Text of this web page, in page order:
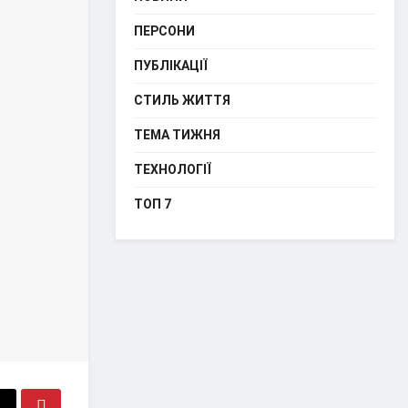
ПЕРСОНИ
ПУБЛІКАЦІЇ
СТИЛЬ ЖИТТЯ
ТЕМА ТИЖНЯ
ТЕХНОЛОГІЇ
ТОП 7